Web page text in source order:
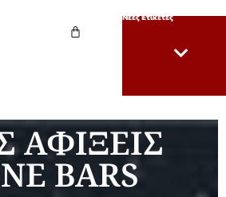
Νέες Ετικέτες
ΑΦΙΞΕΙΣ
BARS